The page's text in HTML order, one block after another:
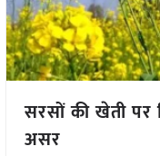
सरसों की खेती पर
असर